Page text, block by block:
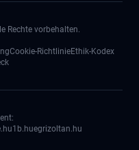
Rechte vorbehalten.
Cookie-RichtlinieEthik-Kodex
1b.huegrizoltan.hu